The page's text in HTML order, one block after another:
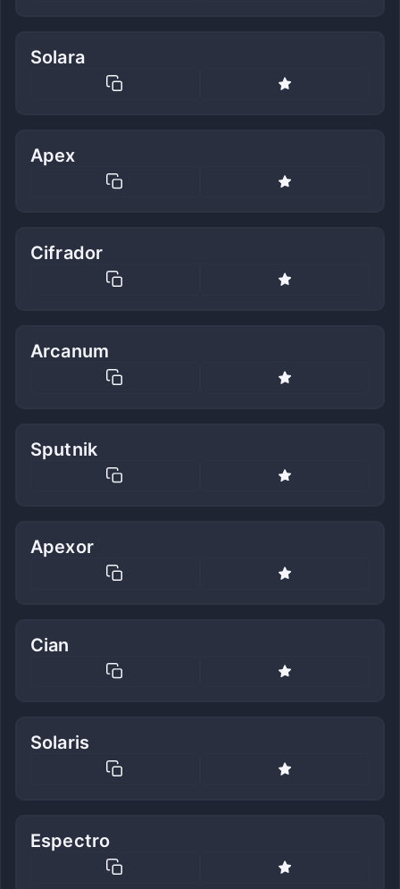
Solara
Apex
Cifrador
Arcanum
Sputnik
Apexor
Cian
Solaris
Espectro